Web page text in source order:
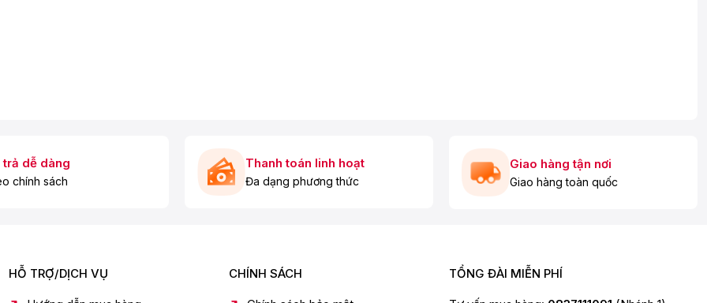
dễ dàng
chính sách
Thanh toán linh hoạt
Đa dạng phương thức
Giao hàng tận nơi
Giao hàng toàn quốc
HỖ TRỢ/DỊCH VỤ CHÍNH SÁCH TỔNG ĐÀI MIỄN PHÍ